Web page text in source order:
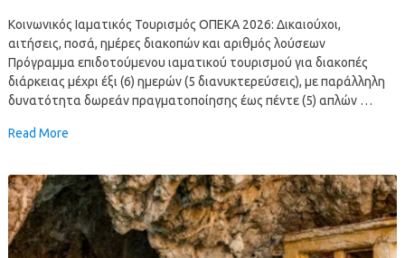
Κοινωνικός Ιαματικός Τουρισμός ΟΠΕΚΑ 2026: Δικαιούχοι,
αιτήσεις, ποσά, ημέρες διακοπών και αριθμός λούσεων
Πρόγραμμα επιδοτούμενου ιαματικού τουρισμού για διακοπές
διάρκειας μέχρι έξι (6) ημερών (5 διανυκτερεύσεις), με παράλληλη
δυνατότητα δωρεάν πραγματοποίησης έως πέντε (5) απλών …
Read More